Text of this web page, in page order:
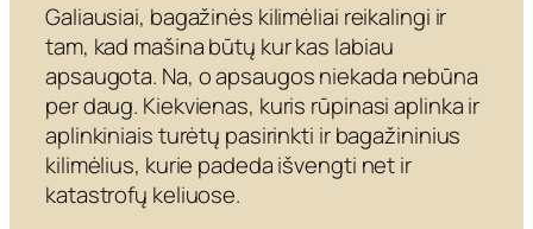
Galiausiai, bagažinės kilimėliai reikalingi ir
tam, kad mašina būtų kur kas labiau
apsaugota. Na, o apsaugos niekada nebūna
per daug. Kiekvienas, kuris rūpinasi aplinka ir
aplinkiniais turėtų pasirinkti ir bagažininius
kilimėlius, kurie padeda išvengti net ir
katastrofų keliuose.